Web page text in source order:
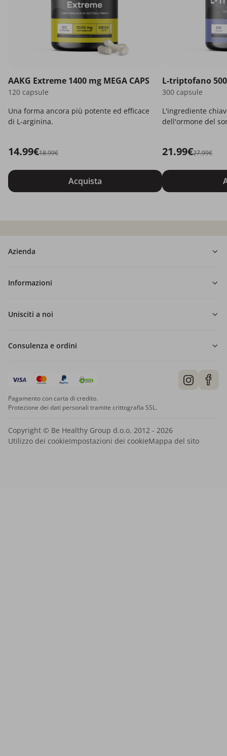
AAKG Extreme 1400 mg MEGA CAPS
120 capsule
Una forma ancora più potente ed efficace
di L-arginina.
14.99€18.99€
Acquista
L-triptofano
300 capsule
L'ingrediente
dell'ormone del
21.99€27.99€
Azienda
Informazioni
Unisciti a noi
Consulenza e ordini
Pagamento con carta di credito.
Protezione dei dati personali tramite crittografia SSL.
Copyright © Be Healthy Group d.o.o. 2012 - 2026
Utilizzo dei cookieImpostazioni dei cookieMappa del sito